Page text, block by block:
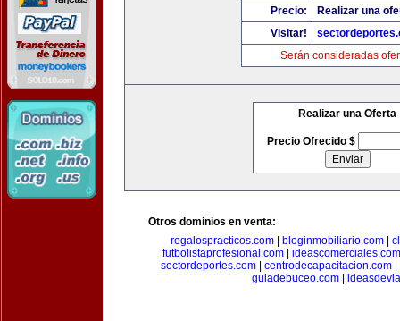
Precio:
Realizar una
Visitar!
Serán consideradas
Realizar una Oferta
Precio Ofrecido $
Otros dominios en venta:
regalospracticos.com| bloginmobiliario.com|
futbolistaprofesional.com
ideascomerciales.com
sectordeportes.com| centrodecapacitacion.com|
guiadebuceo.com|